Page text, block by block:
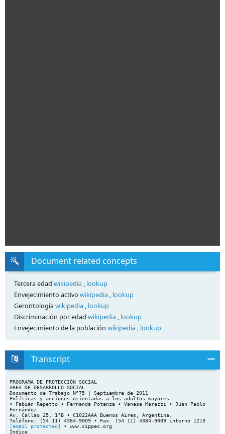
Document related concepts
Tercera edad wikipedia , lookup
Envejecimiento activo wikipedia , lookup
Gerontología wikipedia , lookup
Discriminación por edad wikipedia , lookup
Envejecimiento de la población wikipedia , lookup
Transcript
PROGRAMA DE PROTECCIÓN SOCIAL
ÁREA DE DESARROLLO SOCIAL
Documento de Trabajo Nº75 | Septiembre de 2011
Políticas y acciones orientadas a los adultos mayores
• Fabián Repetto • Fernanda Potenza • Vanesa Marazzi • Juan Pablo
Fernández
Av. Callao 25, 1°B • C1022AAA Buenos Aires, Argentina.
[email protected]
• www.cippec.org Índice Resumen ejecutivo .......................................................................................................................................... 4 Prólogo .............................................................................................................................................................. 5 1. Introducción ................................................................................................................................................. 7 2. Metodología ............................................................................................................................................... 11 Definición del objeto de estudio .......................................................................................................... 11 Grupos focales ........................................................................................................................................ 11 Estudios de caso ..................................................................................................................................... 14 3. Presentación de los principales ejes temáticos .................................................................................... 16 Diagnóstico social .................................................................................................................................. 16 Instituciones ............................................................................................................................................ 21 Políticas.................................................................................................................................................... 28 4. Reflexiones surgidas en el marco de Grupos Focales con académicos, funcionarios y representantes de la sociedad civil. ........................................................................................................... 38 Diagnóstico Social .................................................................................................................................. 38 Instituciones ............................................................................................................................................ 41 Políticas.................................................................................................................................................... 44 5. Las políticas orientadas a adultos mayores en el caso de tres municipios ..................................... 49 Municipio de Corrientes ....................................................................................................................... 49 Municipio de Mendoza ......................................................................................................................... 57 Municipio de Rosario ............................................................................................................................ 64 Los municipios analizados en perspectiva comparada .................................................................... 74 6. Conclusiones .............................................................................................................................................. 80 Diagnóstico social .................................................................................................................................. 80 Instituciones ............................................................................................................................................ 81 Políticas.................................................................................................................................................... 85 7. ANEXOS ..................................................................................................................................................... 89 Anexo 1: Listado de preguntas utilizadas para los grupos focales ................................................. 89 Anexo 2: Listado de participantes en los grupos focales .................................................................. 92 Anexo 3: Oferta programática del Instituto Nacional de Servicios Sociales para Jubilados y Pensionados (PAMI) .................................................................................................................................. 93 Anexo 4: Oferta programática de la Dirección Nacional de Políticas para Adultos Mayores (DINAPAM) ................................................................................................................................................ 95 Anexo 5: Programas de la Dirección de Adultos Mayores de la provincia de Mendoza ............ 97 2 Bibliografía .................................................................................................................................................. 109 Decisiones, decretos, leyes y resoluciones ............................................................................................. 111 Páginas web institucionales ...................................................................................................................... 111 Entrevistas realizadas ................................................................................................................................. 112 Acerca de los autores .................................................................................................................................. 114 Notas .............................................................................................................................................................. 115 Índice de cuadros y gráficos Cuadro 1. Categorización de los beneficios y prestaciones orientados a los adultos mayores .......... 29 Cuadro 2. Corrientes - Principales indicadores demográficos, sociales y económicos ................ 50 Cuadro 3. Corrientes - Principales características de las políticas e instituciones orientadas a los adultos mayores ..................................................................................................................................... 56 Cuadro 4. Mendoza - Principales indicadores demográficos, sociales y económicos .................. 57 Cuadro 5. Mendoza- Principales características de las políticas e instituciones orientadas a los adultos mayores ............................................................................................................................................ 62 Cuadro 6. Rosario - Principales indicadores demográficos, sociales y económicos ...................... 65 Cuadro 7. Rosario - Principales características de las políticas e instituciones orientadas a los adultos mayores ............................................................................................................................................ 73 Diagrama 1. Principales ejes temáticos a ser analizados .......................................................................... 12 Gráfico 1. Proyecciones de población según grupos de edad (%). Argentina y América Latina. 2025 y 2050. .............................................................................................................................................................. 17 Gráfico 2. Participación de los grupos de edad en la población total por provincia (%). 2010 (*)...... 18 Gráfico 3. Gasto de los principales organismos del sector público nacional destinado a adultos mayores (en millones de pesos). Año 2011................................................................................................. 22 Gráfico 4. Composición del Gasto de ANSeS. Año 2011. ......................................................................... 25 Gráfico 5. Participantes de los grupos focales realizados en el marco del proyecto ............................ 38 3 Resumen ejecutivo El presente documento tiene como finalidad presentar los principales aprendizajes y conclusiones enmarcados en el proyecto “Políticas y Acciones orientadas a la Tercera Edad”, desarrollado por el Programa de Protección Social de CIPPEC (Centro de Implementación de Políticas Públicas para la Equidad y el Crecimiento), con la cooperación técnica de la Fundación Navarro Viola. Para la Argentina, el envejecimiento demográfico es una tendencia que se observa aproximadamente desde la década de 1970. En la actualidad, según datos del Censo 2010, el 10,2% de su población es mayor de 65 años, dato que sitúa a la Argentina dentro de los países de América Latina con mayor porcentaje de esta población. A la vez, se estima que dicha cifra ascendería al 12,7% para el 2025 y al 19% para el año 2050 . Estos cambios en la pirámide poblacional generan nuevos desafíos a las estrategias desplegadas tanto por parte del Estado como de las familias y de la sociedad civil, a la vez que ponen en evidencia las limitaciones y los alcances de las políticas orientadas a los adultos mayores, por estar este grupo propenso a sufrir carencias derivadas del acceso a satisfactores básicos materiales (como el alimento, la vivienda o los medicamentos) e inmateriales (como el apoyo familiar, o de la comunidad). Aquí se desarrolla una metodología de triple abordaje, de tal forma que se contemple la diversidad que existe respecto de las características sociodemográficas de este grupo de la población, así como también del andamiaje institucional desplegado para su tratamiento (existencia, características y funcionamiento de organismos específicos, leyes, instancias de articulación y consulta) y de las políticas (servicios, proyectos, acciones) orientadas a este grupo de la población. El desarrollo de este estudio permite avanzar en la exploración del conocimiento que tienen diversos expertos, funcionarios y demás actores relevantes en la temática y que no siempre “dialogan entre sí”, como asimismo combinar esas voces con elementos que emergen de tres acotados estudios de caso. Ambas fue